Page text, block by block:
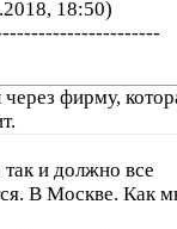
18:50)
через фирму,
и должно все
В Москве. Как